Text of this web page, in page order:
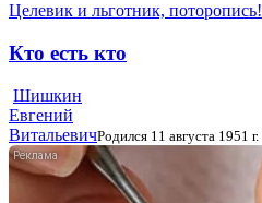
Целевик и льготник, поторопись!
Кто есть кто
Шишкин
Евгений
ВитальевичРодился 11 августа 1951 г.